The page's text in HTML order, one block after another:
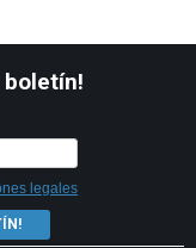
boletín!
legales